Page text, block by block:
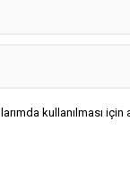
kullanılması